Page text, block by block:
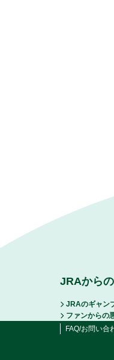
JRAから
JRAのギャン
ファンからの
FAQ/お問い合